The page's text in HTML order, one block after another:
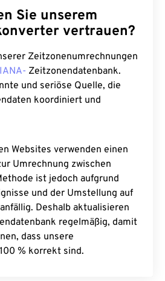
Sie unserem
vertrauen?
Zeitzonenumrechnungen
IANA- Zeitzonendatenbank.
und seriöse Quelle, die
koordiniert und
Websites verwenden einen
Umrechnung zwischen
ist jedoch aufgrund
und der Umstellung auf
Deshalb aktualisieren
regelmäßig, damit
dass unsere
% korrekt sind.